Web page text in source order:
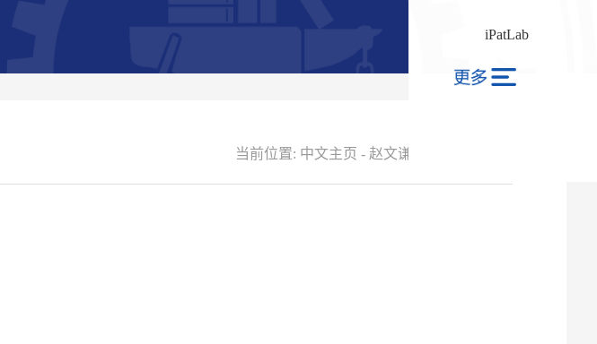
iPatLab
当前位置: 中文主页 - 赵文谦